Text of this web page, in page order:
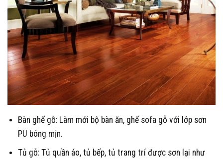
Bàn ghế gỗ: Làm mới bộ bàn ăn, ghế sofa gỗ với lớp sơn
PU bóng mịn.
Tủ gỗ: Tủ quần áo, tủ bếp, tủ trang trí được sơn lại như